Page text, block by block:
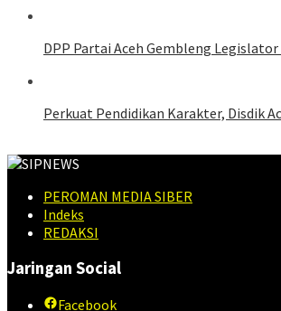
DPP Partai Aceh Gembleng
Perkuat Pendidikan Karakter, Disdik
PEROMAN MEDIA SIBER
Indeks
REDAKSI
Jaringan Social
Facebook